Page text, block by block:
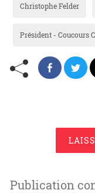
Christophe Felder
Président - Coucours
Publication